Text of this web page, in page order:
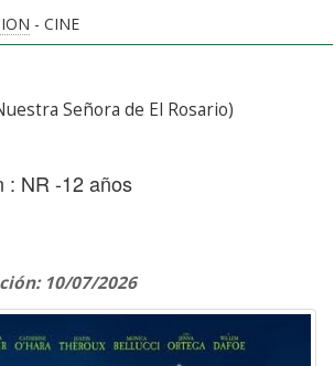
- CINE
Señora de El Rosario)
: NR -12 años
10/07/2026